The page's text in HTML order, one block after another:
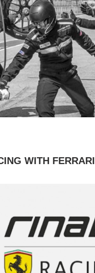
WITH FERRARI